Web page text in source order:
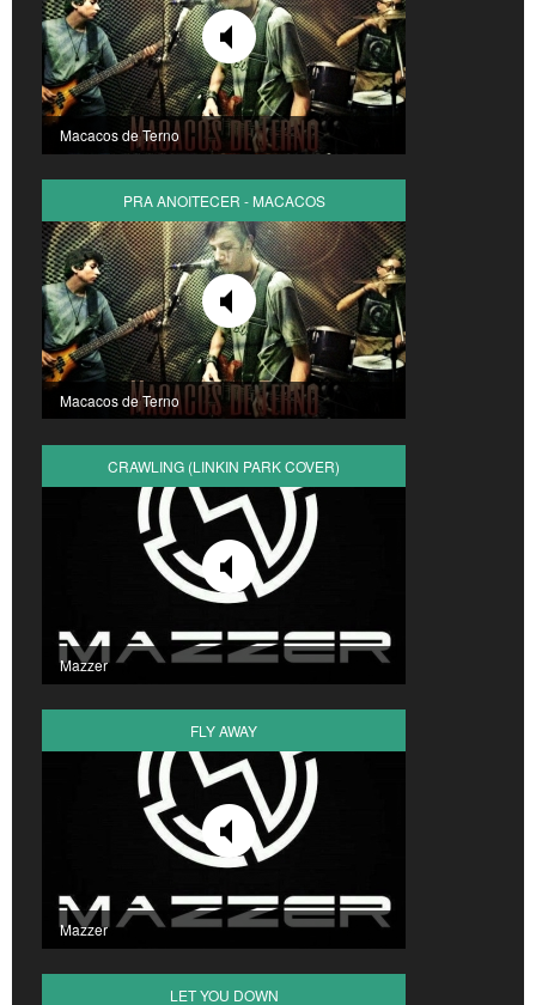
Macacos de Terno
PRA ANOITECER - MACACOS
Macacos de Terno
CRAWLING (LINKIN PARK COVER)
Mazzer
FLY AWAY
Mazzer
LET YOU DOWN